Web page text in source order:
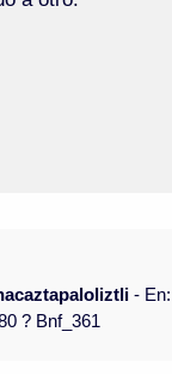
- En:
? Bnf_361